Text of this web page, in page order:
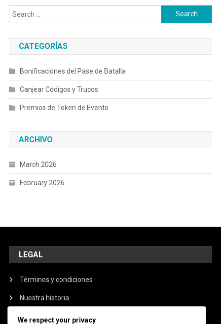
Search
for:
CATEGORÍAS
Bonificaciones del Pase de Batalla
Canjear Códigos y Trucos
Premios de Token de Evento
ARCHIVO
March 2026
February 2026
LEGAL
Términos y condiciones
Nuestra historia
Política de protección de datos
We respect your privacy